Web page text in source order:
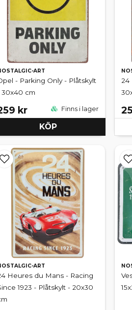
ART
- Parking Only - Plåtskylt
30x40 cm
kr Finns i lager
KÖP
24
ART
Heures du Mans - Racing
1923 - Plåtskylt - 20x30